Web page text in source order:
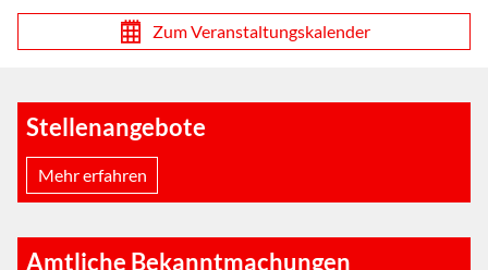
Zum Veranstaltungskalender
Stellenangebote
Mehr erfahren
Amtliche Bekanntmachungen